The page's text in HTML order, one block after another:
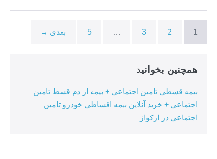
درمان
1
2
3
…
5 بعدی →
همچنین بخوانید
بیمه قسطی تامین اجتماعی + بیمه از دم قسط تامین
اجتماعی + خرید آنلاین بیمه اقساطی خودرو تامین
اجتماعی در ارکواز